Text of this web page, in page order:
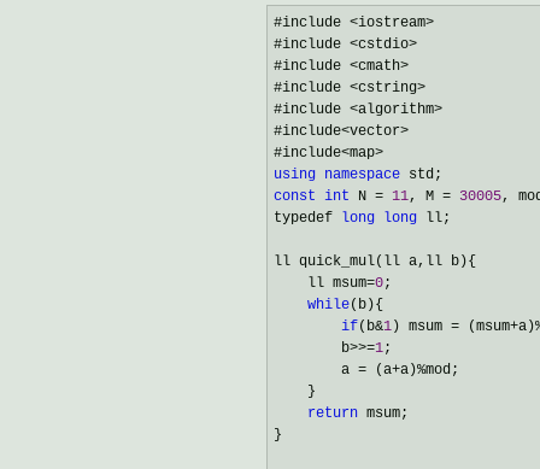
#include <iostream>
#include <cstdio>
#include <cmath>
#include <cstring>
#include <algorithm>
#include<vector>
#include
using namespace
const int N = 11, M = 30005,
typedef
long long ll;
ll quick_mul(ll a,ll b){
    ll msum
=0;
while(b){
if(b&1 ) msum =
        b
>>=1;
        a
= (a+a)%mod;
    }
return msum;
}